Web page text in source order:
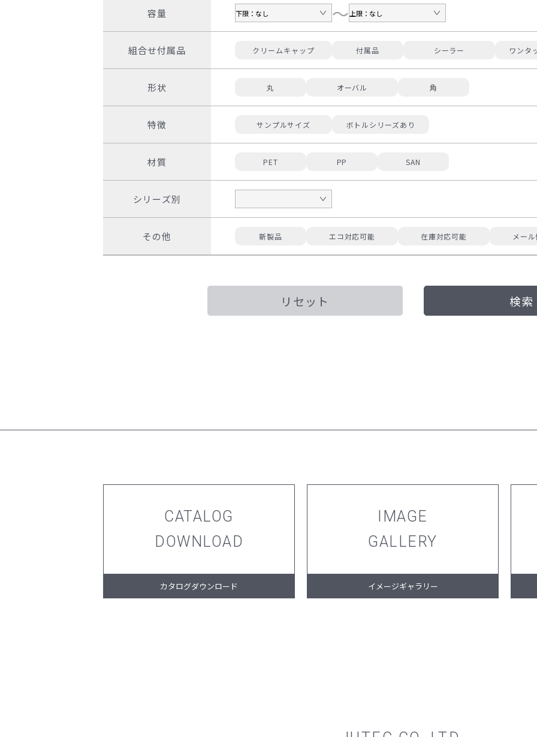
容量 ～
組合せ付属品 クリームキャップ 付属品 シーラー ワンタ
形状 丸 オーバル 角
特徴 サンプルサイズ ボトルシリーズあり
材質 PET PP SAN
シリーズ別
その他 新製品 エコ対応可能 在庫対応可能 メー
CATALOG
DOWNLOAD
カタログダウンロード
IMAGE
GALLERY
イメージギャラリー